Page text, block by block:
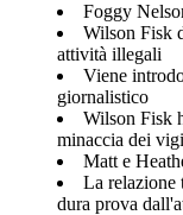
Foggy
Wilson Fisk
attività illegali
Viene
giornalistico
Wilson Fisk
minaccia dei
Matt e
La relazione
dura prova